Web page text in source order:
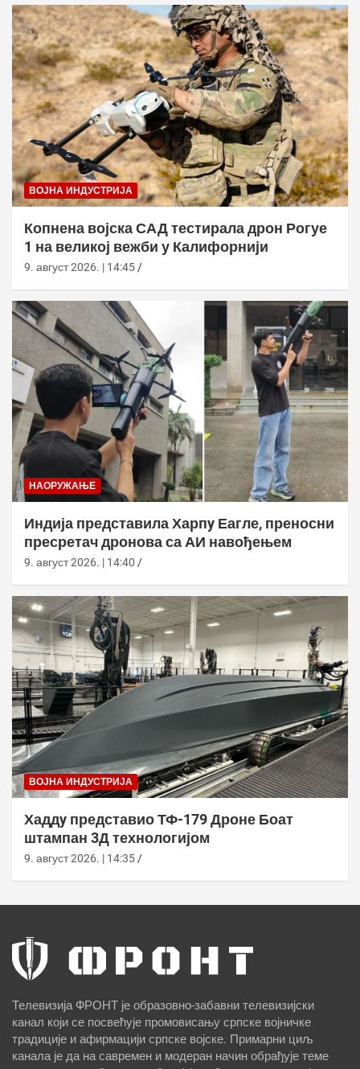
ВОЈНА ИНДУСТРИЈА
Копнена војска САД тестирала дрон Рогуе
1 на великој вежби у Калифорнији
9. август 2026. | 14:45
НАОРУЖАЊЕ
Индија представила Харпy Еагле, преносни
пресретач дронова са АИ навођењем
9. август 2026. | 14:40
ВОЈНА ИНДУСТРИЈА
Хаддy представио ТФ-179 Дроне Боат
штампан 3Д технологијом
9. август 2026. | 14:35
Телевизија ФРОНТ је образовно-забавни телевизијски
канал који се посвећује промовисању српске војничке
традиције и афирмацији српске војске. Примарни циљ
канала је да на савремен и модеран начин обрађује теме